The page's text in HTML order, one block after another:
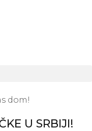
dom!
U SRBIJI!